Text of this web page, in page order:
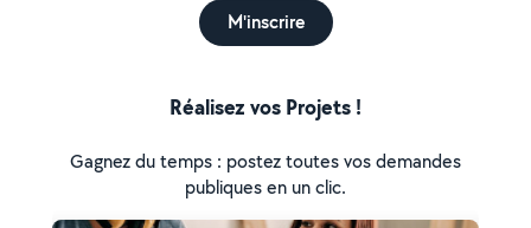
M'inscrire
Réalisez vos Projets !
Gagnez du temps : postez toutes vos demandes
publiques en un clic.